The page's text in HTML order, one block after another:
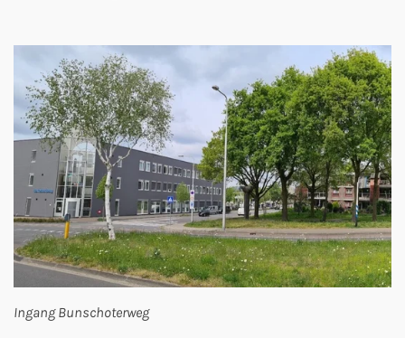
Ingang Bunschoterweg